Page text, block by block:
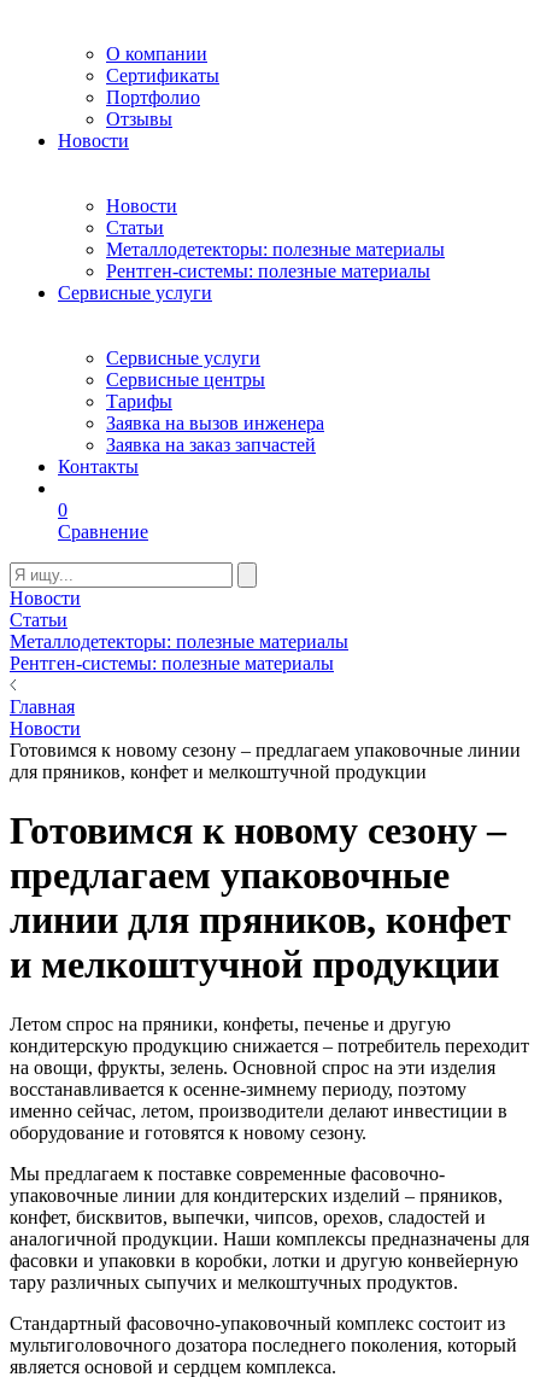
О компании
Сертификаты
Портфолио
Отзывы
Новости
Новости
Статьи
Металлодетекторы: полезные материалы
Рентген-системы: полезные материалы
Сервисные услуги
Сервисные услуги
Сервисные центры
Тарифы
Заявка на вызов инженера
Заявка на заказ запчастей
Контакты
0
Сравнение
Новости
Статьи
Металлодетекторы: полезные материалы
Рентген-системы: полезные материалы
Главная
Новости
Готовимся к новому сезону – предлагаем упаковочные линии
для пряников, конфет и мелкоштучной продукции
Готовимся к новому сезону –
предлагаем упаковочные
линии для пряников, конфет
и мелкоштучной продукции
Летом спрос на пряники, конфеты, печенье и другую
кондитерскую продукцию снижается – потребитель переходит
на овощи, фрукты, зелень. Основной спрос на эти изделия
восстанавливается к осенне-зимнему периоду, поэтому
именно сейчас, летом, производители делают инвестиции в
оборудование и готовятся к новому сезону.
Мы предлагаем к поставке современные фасовочно-
упаковочные линии для кондитерских изделий – пряников,
конфет, бисквитов, выпечки, чипсов, орехов, сладостей и
аналогичной продукции. Наши комплексы предназначены для
фасовки и упаковки в коробки, лотки и другую конвейерную
тару различных сыпучих и мелкоштучных продуктов.
Стандартный фасовочно-упаковочный комплекс состоит из
мультиголовочного дозатора последнего поколения, который
является основой и сердцем комплекса.